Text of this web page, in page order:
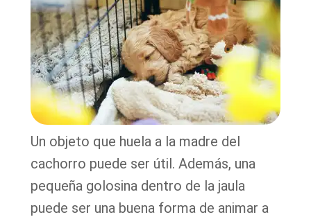
Un objeto que huela a la madre del
cachorro puede ser útil. Además, una
pequeña golosina dentro de la jaula
puede ser una buena forma de animar a